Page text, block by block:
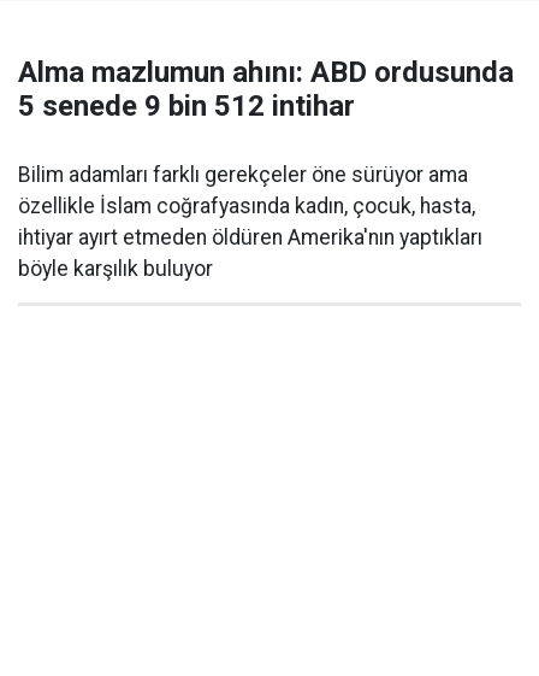
Alma mazlumun ahını: ABD ordusunda
5 senede 9 bin 512 intihar
Bilim adamları farklı gerekçeler öne sürüyor ama
özellikle İslam coğrafyasında kadın, çocuk, hasta,
ihtiyar ayırt etmeden öldüren Amerika'nın yaptıkları
böyle karşılık buluyor